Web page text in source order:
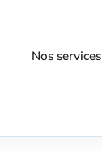
Nos services